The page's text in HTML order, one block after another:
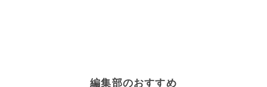
編集部のおすすめ